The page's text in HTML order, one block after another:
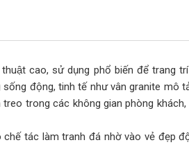
cao, sử dụng phổ biến để trang
động, tinh tế như vân granite mô
trong các không gian phòng khách,
tác làm tranh đá nhờ vào vẻ đẹp